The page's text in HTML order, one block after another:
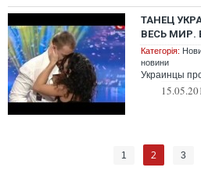
ТАНЕЦ
ВЕСЬ МИР.
Категорія:
новини
Украинцы
1 2 3